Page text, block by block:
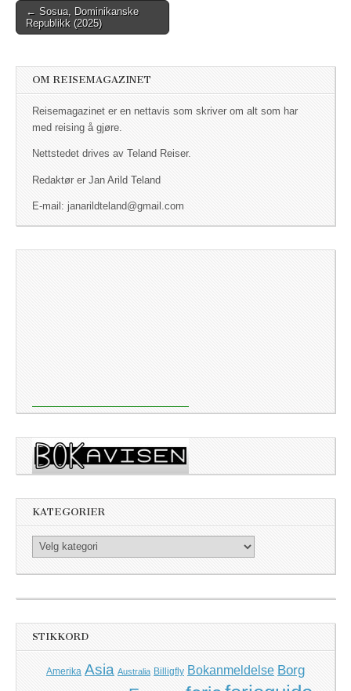
Post navigation
← Sosua, Dominikanske
Republikk (2025)
OM REISEMAGAZINET
Reisemagazinet er en nettavis som skriver om alt som har
med reising å gjøre.
Nettstedet drives av Teland Reiser.
Redaktør er Jan Arild Teland
E-mail: janarildteland@gmail.com
KATEGORIER
Kategorier
STIKKORD
Amerika Asia Australia Billigfly Bokanmeldelse Borg